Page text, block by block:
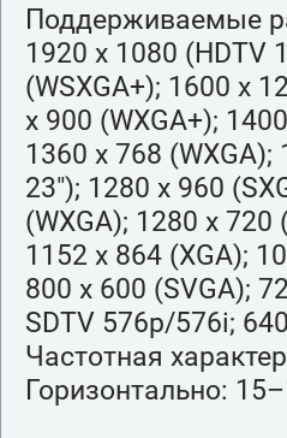
Поддерживаемые
1920 x 1080 (HDTV
(WSXGA+); 1600 x
x 900 (WXGA+);
1360 x 768
23"); 1280 x 960
(WXGA); 1280 x
1152 x 864 (XGA);
800 x 600 (SVGA);
SDTV 576p/576i;
Частотная
Горизонтально: